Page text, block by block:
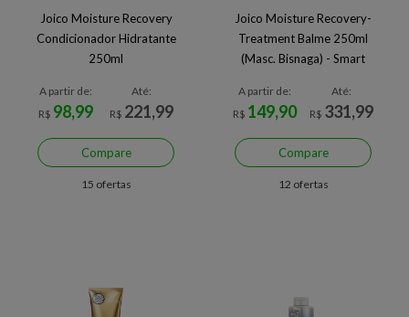
Joico Moisture Recovery
Condicionador Hidratante
250ml
A partir de:
R$ 98,99
Até:
R$ 221,99
Compare
15 ofertas
Joico Moisture Recovery-
Treatment Balme 250ml
(Masc. Bisnaga) - Smart
A partir de:
R$ 149,90
Até:
R$ 331,99
Compare
12 ofertas